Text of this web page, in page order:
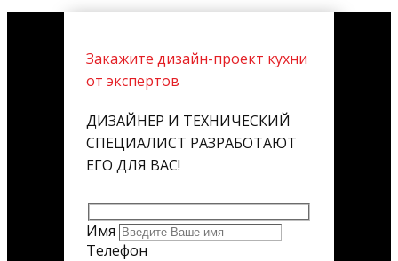
Закажите дизайн-проект кухни
от экспертов
ДИЗАЙНЕР И ТЕХНИЧЕСКИЙ
СПЕЦИАЛИСТ РАЗРАБОТАЮТ
ЕГО ДЛЯ ВАС!
Имя
Телефон